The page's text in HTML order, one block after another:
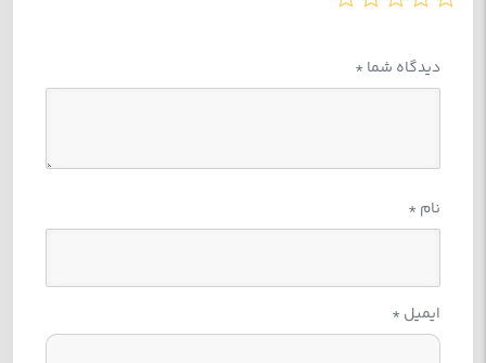
دیدگاه شما *
نام *
ایمیل *